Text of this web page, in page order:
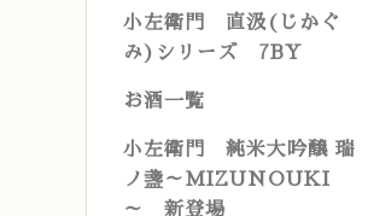
小左衛門 直汲(じかぐ
み)シリーズ 7BY
お酒一覧
小左衛門 純米大吟醸 瑞
ノ盞～MIZUNOUKI
～ 新登場